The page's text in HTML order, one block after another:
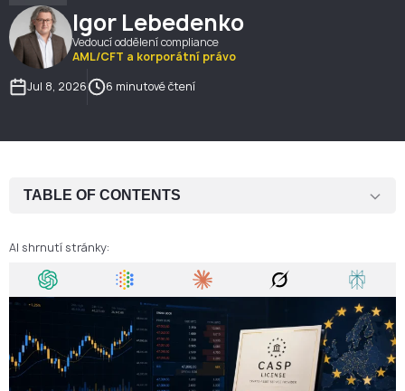
Igor Lebedenko
Vedoucí oddělení compliance
AML/CFT a korporátní právo
Jul 8, 2026
6 minutové čtení
TABLE OF CONTENTS
Mimoburzovní tvůrci trhu: hlavní riziková oblast
Provozování obchodní platformy
Pasivní poskytování služeb na žádost klienta není spolehlivý
obchodní model
AI shrnutí stránky: